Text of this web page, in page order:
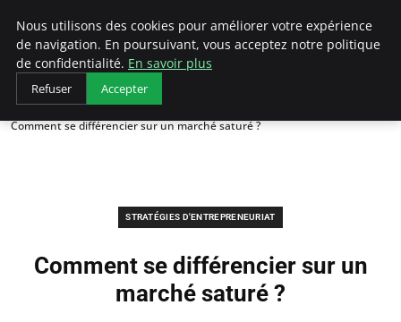
LECFCM
Accueil
Stratégies d'entrepreneuriat
Comment se différencier sur un marché saturé ?
STRATÉGIES D'ENTREPRENEURIAT
Comment se différencier sur un
marché saturé ?
Nous utilisons des cookies pour améliorer votre expérience
de navigation. En poursuivant, vous acceptez notre politique
de confidentialité. En savoir plus
Refuser Accepter